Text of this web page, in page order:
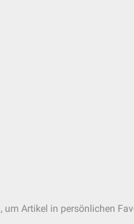
um Artikel in persönlichen